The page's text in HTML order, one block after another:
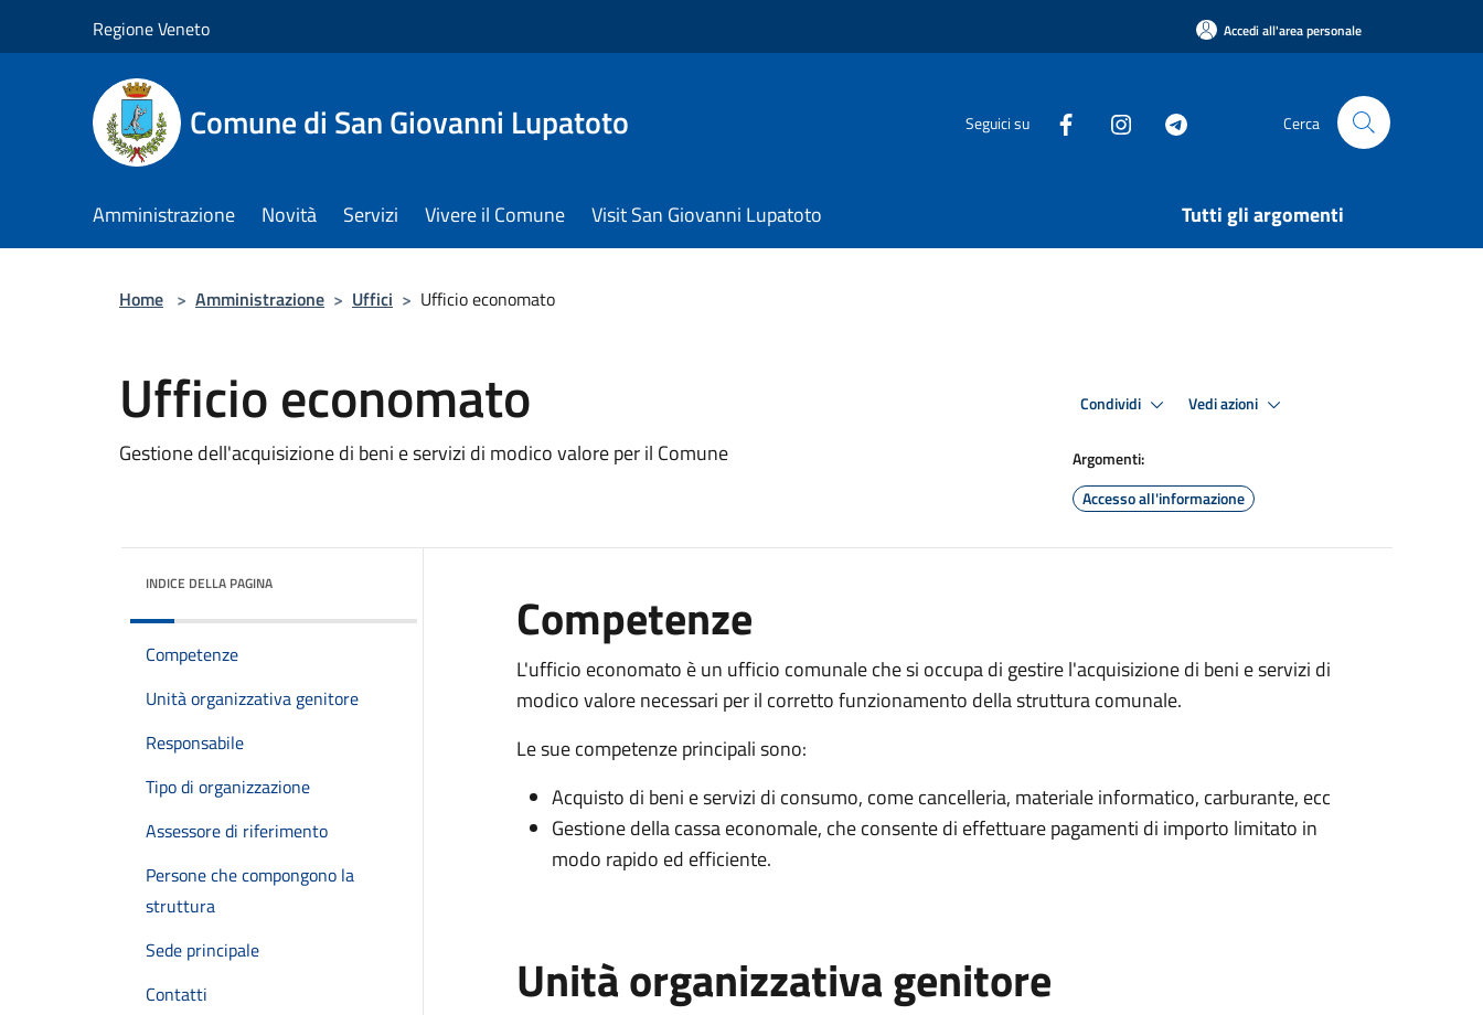
Regione Veneto Accedi all'area personale
Comune di San Giovanni Lupatoto Seguici su Cerca
Amministrazione Novità Servizi Vivere il Comune Visit San Giovanni Lupatoto Tutti gli argomenti
Home > Amministrazione > Uffici > Ufficio economato
Ufficio economato
Gestione dell'acquisizione di beni e servizi di modico valore per il Comune
Condividi Vedi azioni
Argomenti:
Accesso all'informazione
INDICE DELLA PAGINA
Competenze
Unità organizzativa genitore
Responsabile
Tipo di organizzazione
Assessore di riferimento
Persone che compongono la
struttura
Sede principale
Contatti
Competenze
L'ufficio economato è un ufficio comunale che si occupa di gestire l'acquisizione di beni e servizi di
modico valore necessari per il corretto funzionamento della struttura comunale.
Le sue competenze principali sono:
Acquisto di beni e servizi di consumo, come cancelleria, materiale informatico, carburante, ecc
Gestione della cassa economale, che consente di effettuare pagamenti di importo limitato in
modo rapido ed efficiente.
Unità organizzativa genitore